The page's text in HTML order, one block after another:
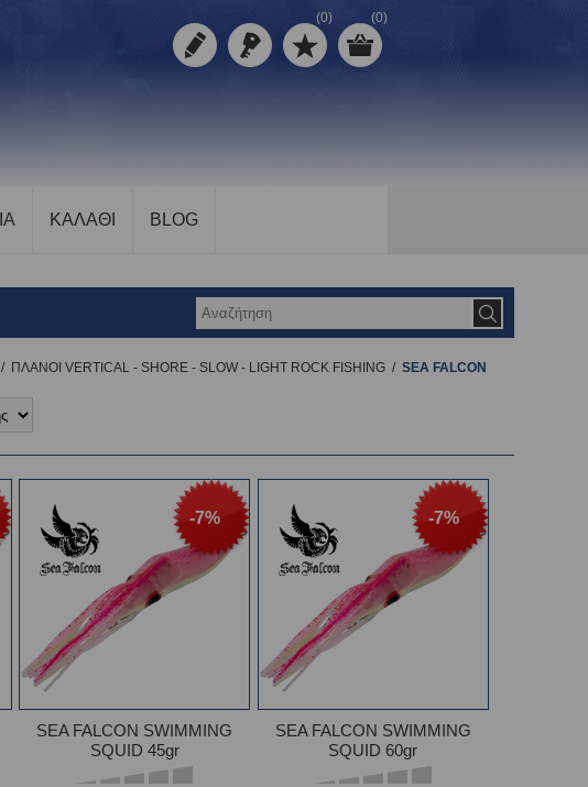
(0) (0)
ΚΑΛΑΘΙ BLOG
/ ΠΛΑΝΟΙ VERTICAL - SHORE - SLOW - LIGHT ROCK FISHING / SEA FALCON
-7%
SEA FALCON SWIMMING
SQUID 45gr
-7%
SEA FALCON SWIMMING
SQUID 60gr